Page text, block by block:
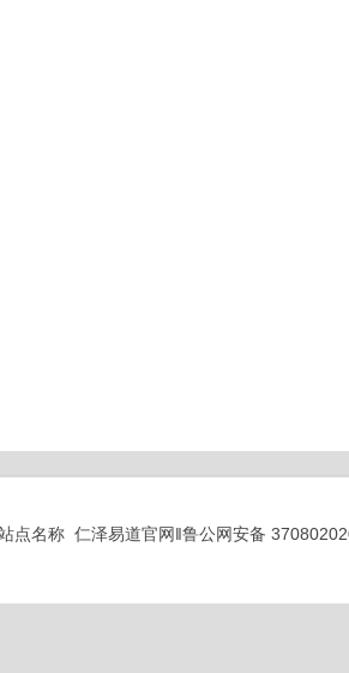
点名称 仁泽易道官网‖鲁公网安备